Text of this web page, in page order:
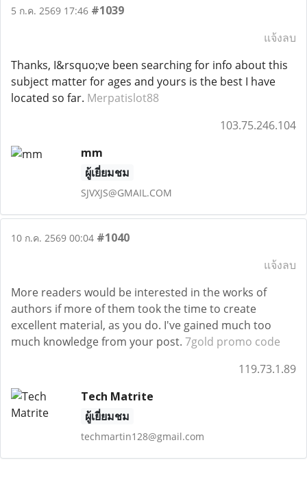
5 ก.ค. 2569 17:46 #1039
แจ้งลบ
Thanks, I&rsquo;ve been searching for info about this
subject matter for ages and yours is the best I have
located so far. Merpatislot88
103.75.246.104
mm
ผู้เยี่ยมชม
SJVXJS@GMAIL.COM
10 ก.ค. 2569 00:04 #1040
แจ้งลบ
More readers would be interested in the works of
authors if more of them took the time to create
excellent material, as you do. I've gained much too
much knowledge from your post. 7gold promo code
119.73.1.89
Tech Matrite
ผู้เยี่ยมชม
techmartin128@gmail.com